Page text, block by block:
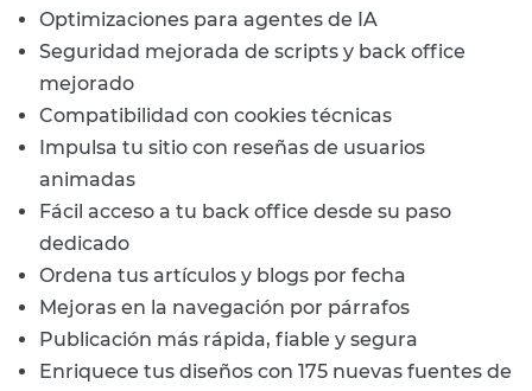
Optimizaciones para agentes de IA
Seguridad mejorada de scripts y back office
mejorado
Compatibilidad con cookies técnicas
Impulsa tu sitio con reseñas de usuarios
animadas
Fácil acceso a tu back office desde su paso
dedicado
Ordena tus artículos y blogs por fecha
Mejoras en la navegación por párrafos
Publicación más rápida, fiable y segura
Enriquece tus diseños con 175 nuevas fuentes de